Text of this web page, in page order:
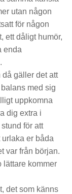
utan någon
för någon
ett dåligt humör,
enda
gäller det att
med sig
uppkomna
dig extra i
för att
urlaka er båda
var från början.
lättare kommer
det som känns